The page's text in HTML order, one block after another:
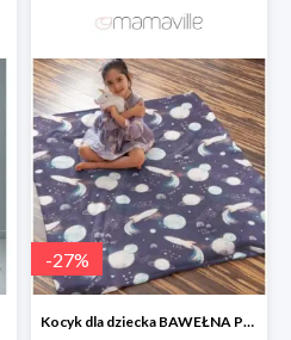
-27%
Kocyk dla dziecka BAWEŁNA PREMIUM -27%